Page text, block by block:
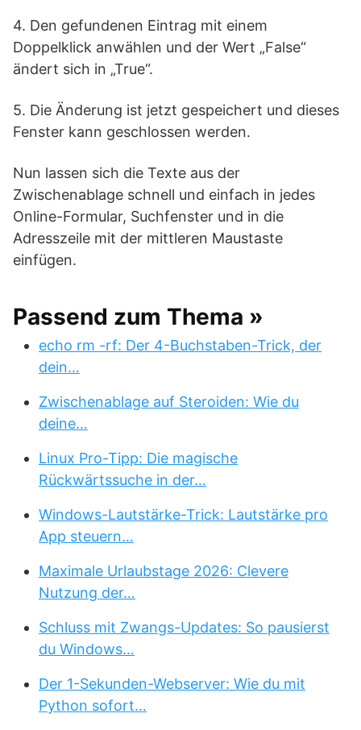
4. Den gefundenen Eintrag mit einem
Doppelklick anwählen und der Wert „False“
ändert sich in „True“.
5. Die Änderung ist jetzt gespeichert und dieses
Fenster kann geschlossen werden.
Nun lassen sich die Texte aus der
Zwischenablage schnell und einfach in jedes
Online-Formular, Suchfenster und in die
Adresszeile mit der mittleren Maustaste
einfügen.
Passend zum Thema »
echo rm -rf: Der 4-Buchstaben-Trick, der
dein…
Zwischenablage auf Steroiden: Wie du
deine…
Linux Pro-Tipp: Die magische
Rückwärtssuche in der…
Windows-Lautstärke-Trick: Lautstärke pro
App steuern…
Maximale Urlaubstage 2026: Clevere
Nutzung der…
Schluss mit Zwangs-Updates: So pausierst
du Windows…
Der 1-Sekunden-Webserver: Wie du mit
Python sofort…